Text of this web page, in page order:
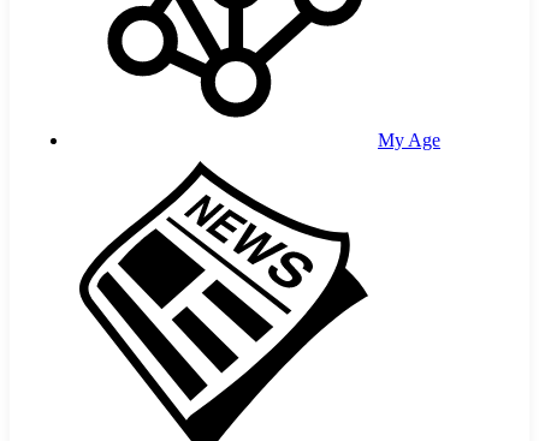
My Age